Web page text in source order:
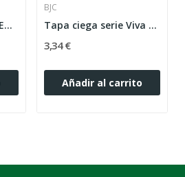
INTERRUPTOR DIFERENCIAL 4 POLOS 25A 30MA NL1...
BJC
Tapa ciega serie Viva en blanco 23033
3,34 €
Añadir al carrito